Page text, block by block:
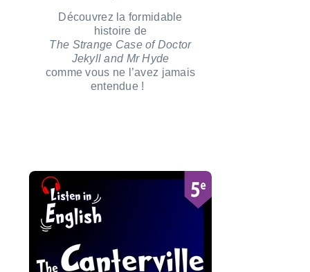
Découvrez la formidable
histoire de
The Strange Case of Doctor
Jekyll and Mr Hyde
comme vous ne l’avez jamais
entendue !